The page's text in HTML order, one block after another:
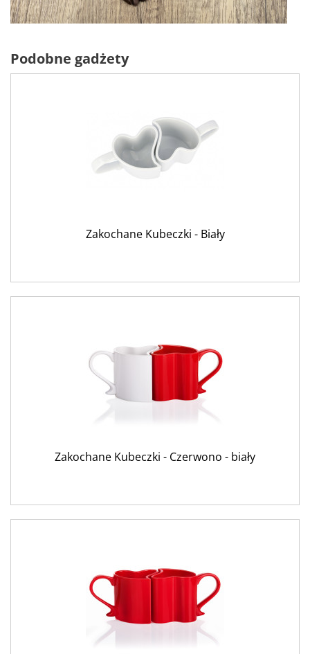
Podobne gadżety
Zakochane Kubeczki - Biały
Zakochane Kubeczki - Czerwono - biały